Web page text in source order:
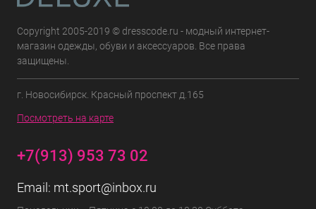
Copyright 2005-2019 © dresscode.ru - модный интернет-
магазин одежды, обуви и аксессуаров. Все права
защищены.
г. Новосибирск. Красный проспект д.165
Посмотреть на карте
+7(913) 953 73 02
Email: mt.sport@inbox.ru